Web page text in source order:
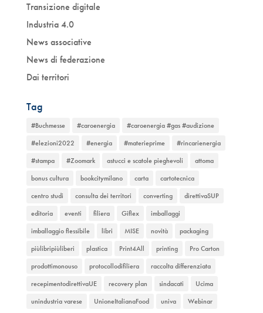
Transizione digitale
Industria 4.0
News associative
News di federazione
Dai territori
Tag
#Buchmesse #caroenergia
#caroenergia #gas #audizione
#elezioni2022
#energia #materieprime
#rincarienergia
#stampa
#Zoomark astucci e scatole pieghevoli
attoma
bonus cultura
bookcitymilano carta
cartotecnica
centro studi
consulta dei territori converting
direttivaSUP
editoria
eventi filiera Giflex
imballaggi
imballaggio flessibile
libri MISE novità
packaging
piùlibripiùliberi
plastica Print4All printing
Pro Carton
prodottimonouso
protocollodifiliera
raccolta differenziata
recepimentodirettivaUE
recovery plan sindacati
Ucima
unindustria varese
UnioneItalianaFood univa Webinar